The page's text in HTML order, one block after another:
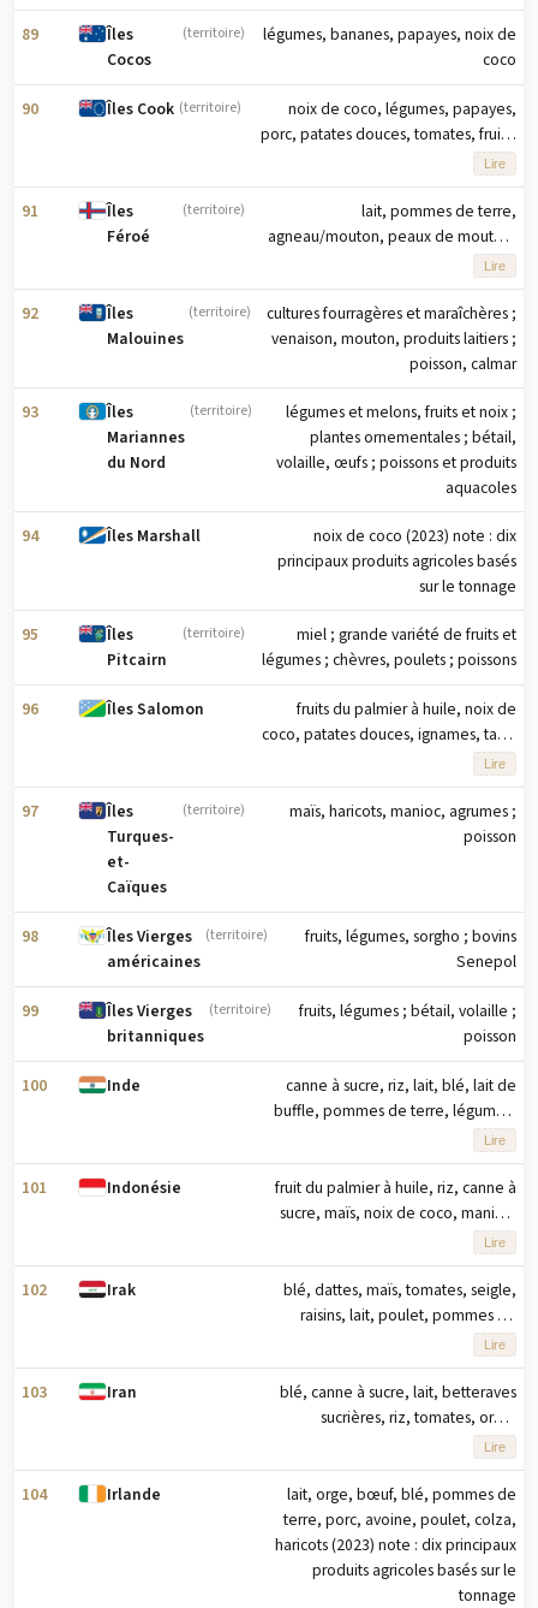
89
Îles
Cocos
(territoire)
légumes, bananes, papayes, noix de
coco
90 Îles Cook (territoire)
noix de coco, légumes, papayes,
porc, patates douces, tomates, fruits,
mangues/goyaves, pastèques,
poulet (2023) note : dix principaux
produits agricoles basés sur le
tonnage
Lire
91
Îles
Féroé
(territoire)
lait, pommes de terre,
agneau/mouton, peaux de mouton,
abats de mouton, bœuf, graisse de
mouton, abats de bœuf, peaux de
bovins, suif de bœuf (2023) note : les
dix principaux produits agricoles
basés sur le tonnage
Lire
92
Îles
Malouines
(territoire)
cultures fourragères et maraîchères ;
venaison, mouton, produits laitiers ;
poisson, calmar
93
Îles
Mariannes
du Nord
(territoire)
légumes et melons, fruits et noix ;
plantes ornementales ; bétail,
volaille, œufs ; poissons et produits
aquacoles
94 Îles Marshall
noix de coco (2023) note : dix
principaux produits agricoles basés
sur le tonnage
95
Îles
Pitcairn
(territoire)
miel ; grande variété de fruits et
légumes ; chèvres, poulets ; poissons
96 Îles Salomon
fruits du palmier à huile, noix de
coco, patates douces, ignames, taro,
fruits, légumineuses, légumes, fèves
de cacao, manioc (2023) note : dix
principaux produits agricoles en
fonction du tonnage
Lire
97
Îles
Turques-
et-
Caïques
(territoire)
maïs, haricots, manioc, agrumes ;
poisson
98
Îles Vierges
américaines
(territoire)
fruits, légumes, sorgho ; bovins
Senepol
99
Îles Vierges
britanniques
(territoire)
fruits, légumes ; bétail, volaille ;
poisson
100 Inde
canne à sucre, riz, lait, blé, lait de
buffle, pommes de terre, légumes,
maïs, bananes, oignons (2023) note :
dix principaux produits agricoles
basés sur le tonnage
Lire
101 Indonésie
fruit du palmier à huile, riz, canne à
sucre, maïs, noix de coco, manioc,
bananes, œufs, poulet,
mangues/goyaves (2023) note : dix
principaux produits agricoles basés
sur le tonnage
Lire
102 Irak
blé, dattes, maïs, tomates, seigle,
raisins, lait, poulet, pommes de
terre, fruits (2023) note : dix
principaux produits agricoles basés
sur le tonnage
Lire
103 Iran
blé, canne à sucre, lait, betteraves
sucrières, riz, tomates, orge,
pommes de terre, oranges, pommes
(2023) note : dix principaux produits
agricoles en tonnage
Lire
104 Irlande
lait, orge, bœuf, blé, pommes de
terre, porc, avoine, poulet, colza,
haricots (2023) note : dix principaux
produits agricoles basés sur le
tonnage